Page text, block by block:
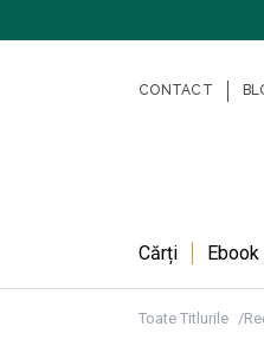
CONTACT
Cărți Ebook
Toate Titlurile